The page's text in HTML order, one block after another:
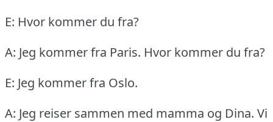
E: Hvor kommer du fra?
A: Jeg kommer fra Paris. Hvor kommer du fra?
E: Jeg kommer fra Oslo.
A: Jeg reiser sammen med mamma og Dina. Vi